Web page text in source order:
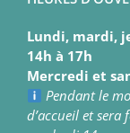
Lundi, mardi,
14h à 17h
Mercredi et
Pendant le
d’accueil et sera